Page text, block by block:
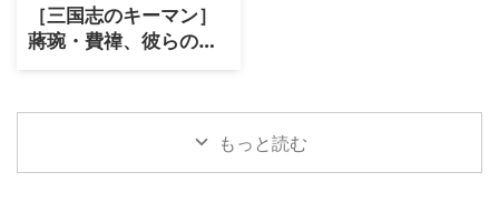
［三国志のキーマン］
蔣琬・費禕、彼らの影
響力とは？
もっと読む